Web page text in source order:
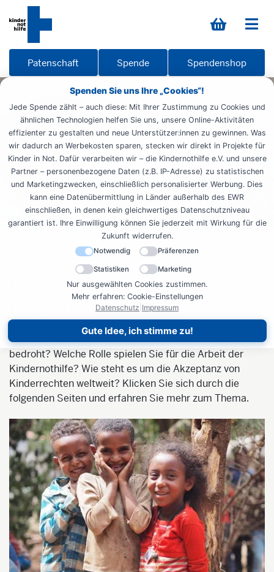
Spenden Sie uns Ihre „Cookies“!
Jede Spende zählt – auch diese: Mit Ihrer Zustimmung zu Cookies und
ähnlichen Technologien helfen Sie uns, unsere Online-Aktivitäten
effizienter zu gestalten und neue Unterstützer:innen zu gewinnen. Was
wir dadurch an Werbekosten sparen, stecken wir direkt in Projekte für
Kinder in Not. Dafür verarbeiten wir – die Kindernothilfe e.V. und unsere
Partner – personenbezogene Daten (z.B. IP-Adresse) zu statistischen
und Marketingzwecken, einschließlich personalisierter Werbung. Dies
kann eine Datenübermittlung in Länder außerhalb des EWR
einschließen, in denen kein gleichwertiges Datenschutzniveau
garantiert ist. Ihre Einwilligung können Sie jederzeit mit Wirkung für die
Zukunft widerrufen.
Notwendig Präferenzen
Statistiken Marketing
Nur ausgewählten Cookies zustimmen.
Mehr erfahren: Cookie-Einstellungen
Datenschutz Impressum
Gute Idee, ich stimme zu!
Patenschaft Spende Spendenshop
Informieren Kinderrechte
Kinderrechte – ein
Überblick
Was sind Kinderrechte? Wo sind diese besonders
bedroht? Welche Rolle spielen Sie für die Arbeit der
Kindernothilfe? Wie steht es um die Akzeptanz von
Kinderrechten weltweit? Klicken Sie sich durch die
folgenden Seiten und erfahren Sie mehr zum Thema.